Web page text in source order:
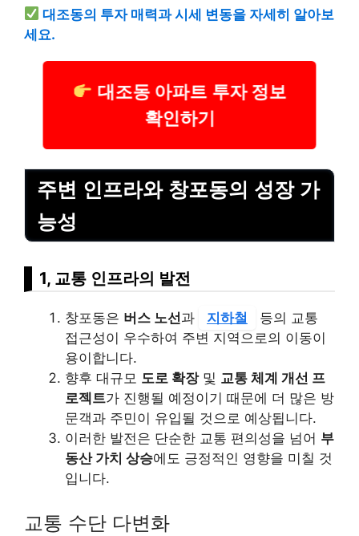
대조동의 투자 매력과 시세 변동을 자세히 알아보
세요.
대조동 아파트 투자 정보
확인하기
주변 인프라와 창포동의 성장 가
능성
1, 교통 인프라의 발전
창포동은 버스 노선과 지하철
등의 교통
접근성이 우수하여 주변 지역으로의 이동이
용이합니다.
향후 대규모 도로 확장및 교통 체계 개선 프
로젝트가 진행될 예정이기 때문에 더 많은 방
문객과 주민이 유입될 것으로 예상됩니다.
이러한 발전은 단순한 교통 편의성을 넘어 부
동산 가치 상승에도 긍정적인 영향을 미칠 것
입니다.
교통 수단 다변화